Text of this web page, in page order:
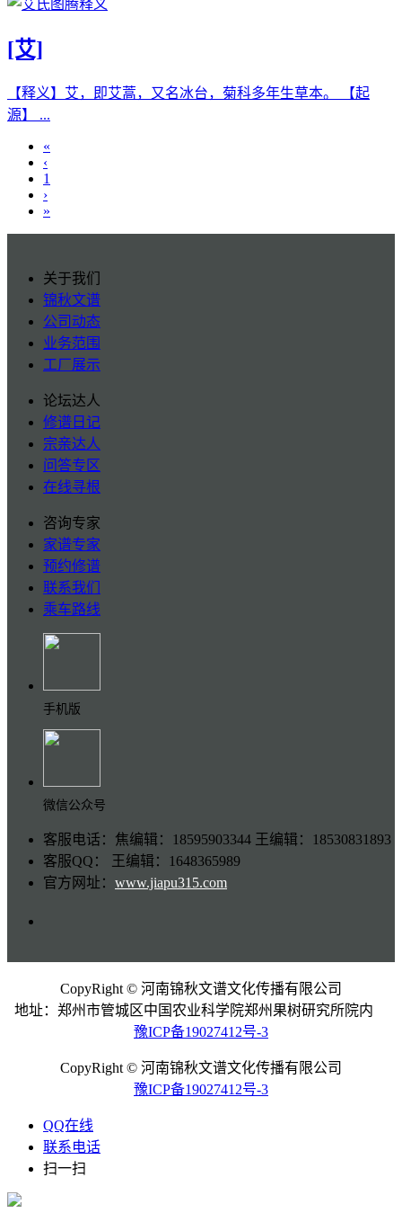
[艾]
【释义】艾，即艾蒿，又名冰台，菊科多年生草本。 【起
源】 ...
«
‹
1
›
»
关于我们
锦秋文谱
公司动态
业务范围
工厂展示
论坛达人
修谱日记
宗亲达人
问答专区
在线寻根
咨询专家
家谱专家
预约修谱
联系我们
乘车路线
手机版
微信公众号
客服电话：焦编辑：18595903344 王编辑：18530831893
客服QQ： 王编辑：1648365989
官方网址： www.jiapu315.com
CopyRight © 河南锦秋文谱文化传播有限公司
地址：郑州市管城区中国农业科学院郑州果树研究所院内
豫ICP备19027412号-3
CopyRight © 河南锦秋文谱文化传播有限公司
豫ICP备19027412号-3
QQ在线
联系电话
扫一扫